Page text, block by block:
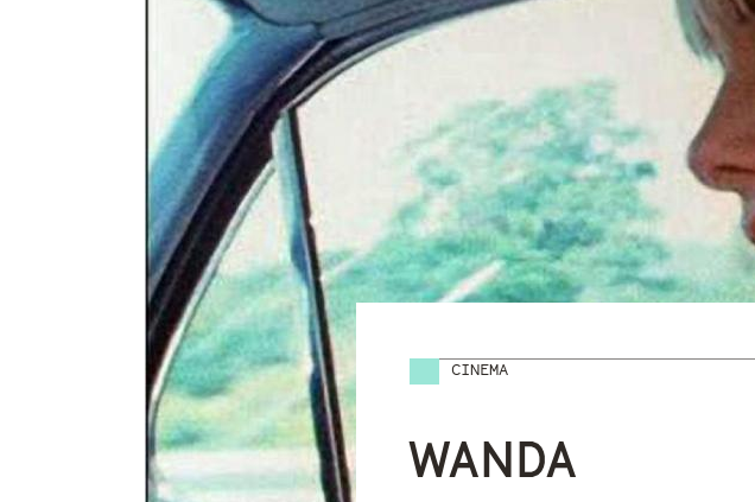
CINEMA
Vostede está aquí
WANDA